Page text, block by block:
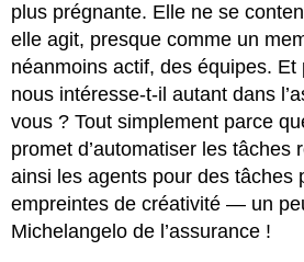
plus prégnante. Elle ne se
elle agit, presque comme un
néanmoins actif, des équipes.
nous intéresse-t-il autant dans
vous ? Tout simplement parce
promet d’automatiser les tâches
ainsi les agents pour des tâches
empreintes de créativité — un
Michelangelo de l’assurance !